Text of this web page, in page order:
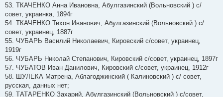
53. ТКАЧЕНКО Анна Ивановна, Абулгазинский (Вольновский ) с/
совет, украинка, 1894г
54. ТКАЧЕНКО Тихон Иванович, Абулгазинский (Вольновский ) с/
совет, украинец, 1887г
55. ЧУБАРЬ Василий Николаевич, Кировский с/совет, украинец,
1919г
56. ЧУБАРЬ Николай Степанович, Кировский с/совет, украинец, 1897г
57. ЧУБАТОВ Иван Данилович, Кировский с/совет, украинец, 1912г
58. ШУЛЕКА Матрена, Аблагоджинский ( Калиновский ) с/ совет,
русская, данных нет;
59. ТАТАРЕНКО Захарий, Абулгазинский (Вольновский ) с/совет,